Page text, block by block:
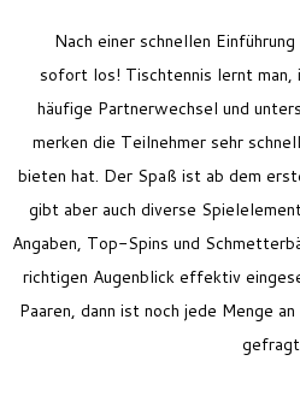
Nach einer schnellen
sofort los! Tischtennis lernt man,
häufige Partnerwechsel und
merken die Teilnehmer sehr
bieten hat. Der Spaß ist ab dem
gibt aber auch diverse
Angaben, Top-Spins und
richtigen Augenblick effektiv
Paaren, dann ist noch jede Menge